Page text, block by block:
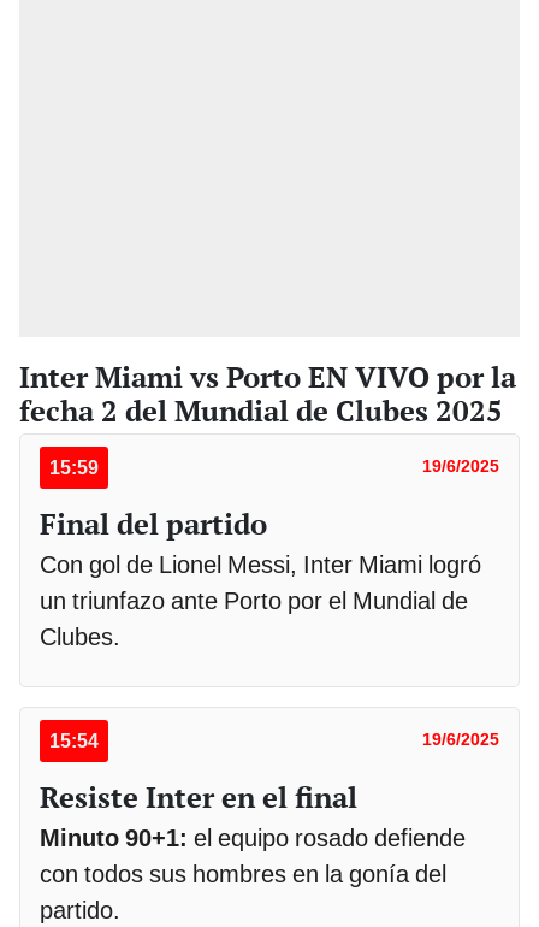
Inter Miami vs Porto EN VIVO por la
fecha 2 del Mundial de Clubes 2025
15:59 19/6/2025
Final del partido
Con gol de Lionel Messi, Inter Miami logró
un triunfazo ante Porto por el Mundial de
Clubes.
15:54 19/6/2025
Resiste Inter en el final
Minuto 90+1: el equipo rosado defiende
con todos sus hombres en la gonía del
partido.